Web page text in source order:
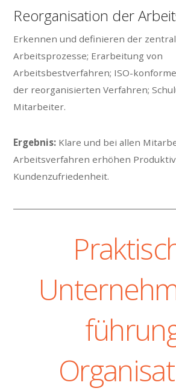
Reorganisation der
Erkennen und definieren der
Arbeitsprozesse; Erarbeitung von
Arbeitsbestverfahren; ISO-
der reorganisierten Verfahren;
Mitarbeiter.
Ergebnis: Klare und bei allen
Arbeitsverfahren erhöhen
Kundenzufriedenheit.